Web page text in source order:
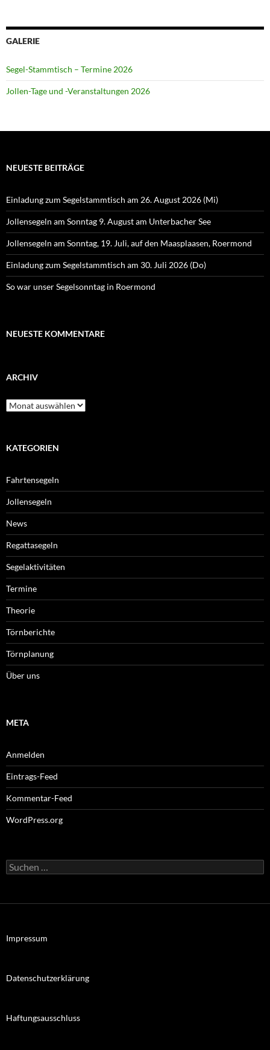
GALERIE
Segel-Stammtisch – Termine 2026
Jollen-Tage und -Veranstaltungen 2026
NEUESTE BEITRÄGE
Einladung zum Segelstammtisch am 26. August 2026 (Mi)
Jollensegeln am Sonntag 9. August am Unterbacher See
Jollensegeln am Sonntag, 19. Juli, auf den Maasplaasen, Roermond
Einladung zum Segelstammtisch am 30. Juli 2026 (Do)
So war unser Segelsonntag in Roermond
NEUESTE KOMMENTARE
ARCHIV
Archiv
KATEGORIEN
Fahrtensegeln
Jollensegeln
News
Regattasegeln
Segelaktivitäten
Termine
Theorie
Törnberichte
Törnplanung
Über uns
META
Anmelden
Eintrags-Feed
Kommentar-Feed
WordPress.org
Suchen
nach:
Impressum
Datenschutzerklärung
Haftungsausschluss